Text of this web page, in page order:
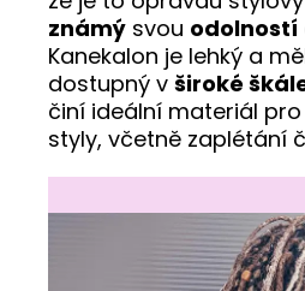
známý svou odolností
Kanekalon je lehký a
dostupný v široké
činí ideální materiál
styly, včetně zaplétání